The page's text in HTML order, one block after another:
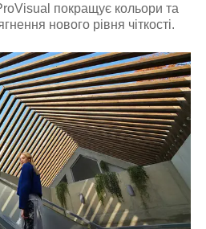
покращує кольори та
нового рівня чіткості.